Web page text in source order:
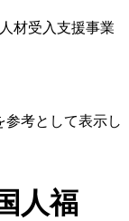
材受入支援事業
参考として表示し
人福